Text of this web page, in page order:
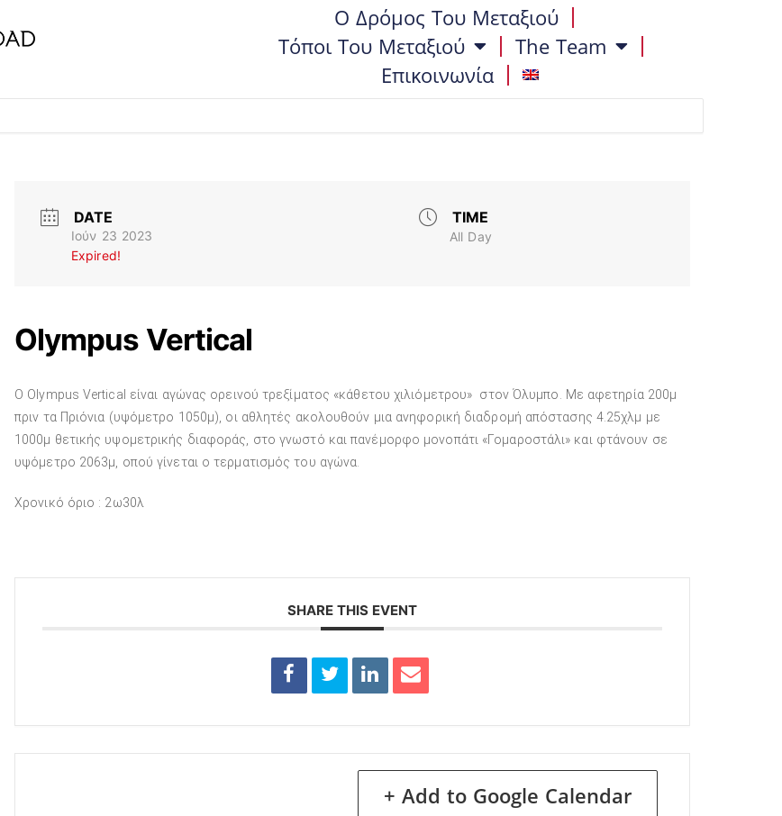
Ο Δρόμος Του Μεταξιού
Τόποι Του Μεταξιού
The Team
Επικοινωνία
DATE
Ιούν 23 2023
Expired!
TIME
All Day
Olympus Vertical
Ο Olympus Vertical είναι αγώνας ορεινού τρεξίματος «κάθετου χιλιόμετρου» στον Όλυμπο. Με αφετηρία 200μ
πριν τα Πριόνια (υψόμετρο 1050μ), οι αθλητές ακολουθούν μια ανηφορική διαδρομή απόστασης 4.25χλμ με
1000μ θετικής υψομετρικής διαφοράς, στο γνωστό και πανέμορφο μονοπάτι «Γομαροστάλι» και φτάνουν σε
υψόμετρο 2063μ, οπού γίνεται ο τερματισμός του αγώνα.
Χρονικό όριο : 2ω30λ
SHARE THIS EVENT
+ Add to Google Calendar